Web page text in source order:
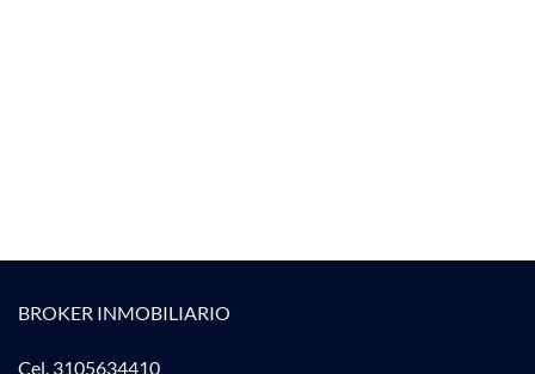
BROKER INMOBILIARIO
Cel. 3105634410